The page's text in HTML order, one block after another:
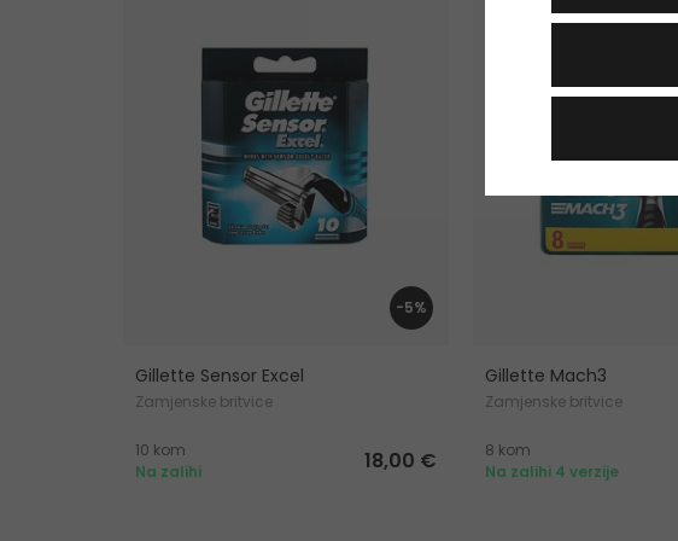
-5%
Gillette Sensor Excel
Zamjenske britvice
10 kom
Na zalihi
18,00 €
Gillette Mach3
Zamjenske britvice
8 kom
Na zalihi 4 verzije